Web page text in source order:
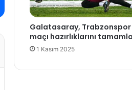
s
!Galatasaray, Trabzonspor
maçı hazırlıklarını
1 Kasım 2025